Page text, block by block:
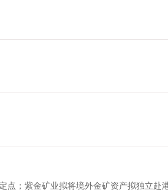
点；紫金矿业拟将境外金矿资产拟独立赴